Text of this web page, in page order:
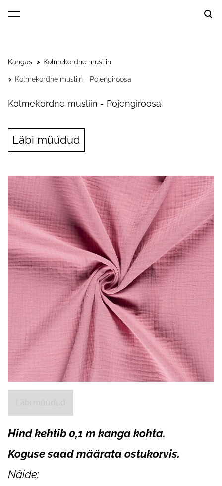
lisati ostukorvi.
Kangas Kolmekordne musliin
Kolmekordne musliin - Pojengiroosa
Kolmekordne musliin - Pojengiroosa
Läbi müüdud
Hind kehtib 0,1 m kanga kohta.
Koguse saad määrata ostukorvis.
Näide: